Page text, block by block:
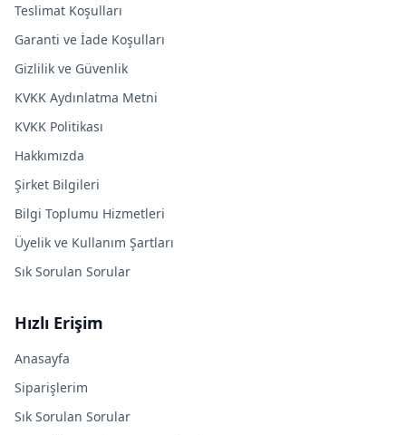
Teslimat Koşulları
Garanti ve İade Koşulları
Gizlilik ve Güvenlik
KVKK Aydınlatma Metni
KVKK Politikası
Hakkımızda
Şirket Bilgileri
Bilgi Toplumu Hizmetleri
Üyelik ve Kullanım Şartları
Sık Sorulan Sorular
Hızlı Erişim
Anasayfa
Siparişlerim
Sık Sorulan Sorular